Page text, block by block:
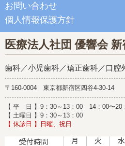
お問い合わせ
個人情報保護方針
医療法人社団 優響会
歯科／小児歯科／矯正歯科／口腔
〒160-0004 東京都新宿区四谷4-30-14
【 平 日 】9：30～13：00 14：00〜20
【 土曜日 】9：30～13：00
【 休診日 】日曜、祝日